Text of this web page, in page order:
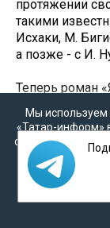
протяжении
такими
Исхаки, М.
а позже - с И.
Теперь роман
французском
10.
дирижер
Мы
«Татар-информ»
cookie в
на
персональных